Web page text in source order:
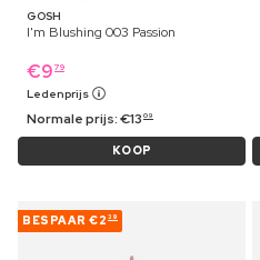
GOSH
I'm Blushing 003 Passion
€9 79
Ledenprijs
Normale prijs:€13 09
KOOP
BESPAAR €2 39